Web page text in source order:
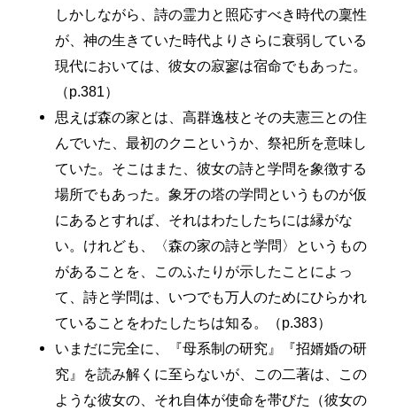
しかしながら、詩の霊力と照応すべき時代の稟性
が、神の生きていた時代よりさらに衰弱している
現代においては、彼女の寂寥は宿命でもあった。
（p.381）
思えば森の家とは、高群逸枝とその夫憲三との住
んでいた、最初のクニというか、祭祀所を意味し
ていた。そこはまた、彼女の詩と学問を象徴する
場所でもあった。象牙の塔の学問というものが仮
にあるとすれば、それはわたしたちには縁がな
い。けれども、〈森の家の詩と学問〉というもの
があることを、このふたりが示したことによっ
て、詩と学問は、いつでも万人のためにひらかれ
ていることをわたしたちは知る。（p.383）
いまだに完全に、『母系制の研究』『招婿婚の研
究』を読み解くに至らないが、この二著は、この
ような彼女の、それ自体が使命を帯びた（彼女の